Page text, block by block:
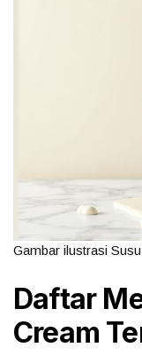
Gambar ilustrasi
Daftar
Cream